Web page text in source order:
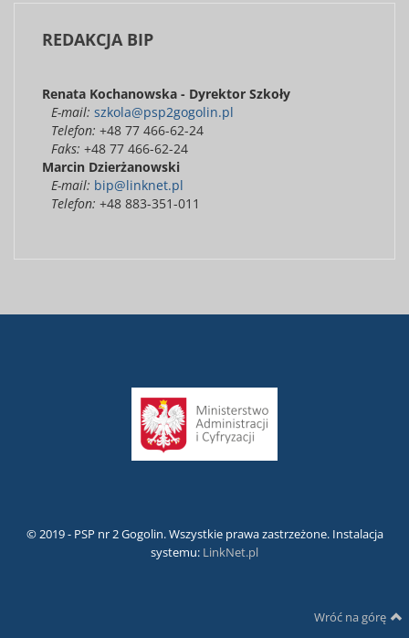
REDAKCJABIP
Renata Kochanowska - Dyrektor Szkoły
E-mail: szkola@psp2gogolin.pl
Telefon: +48 77 466-62-24
Faks: +48 77 466-62-24
Marcin Dzierżanowski
E-mail: bip@linknet.pl
Telefon: +48 883-351-011
© 2019 - PSP nr 2 Gogolin. Wszystkie prawa zastrzeżone. Instalacja
systemu: LinkNet.pl
Wróć na górę